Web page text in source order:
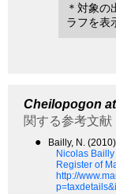
＊対象
ラフを表
Cheilopogon
関する参考文献
● Bailly, N. (2010)
Nicolas
Register of
http://